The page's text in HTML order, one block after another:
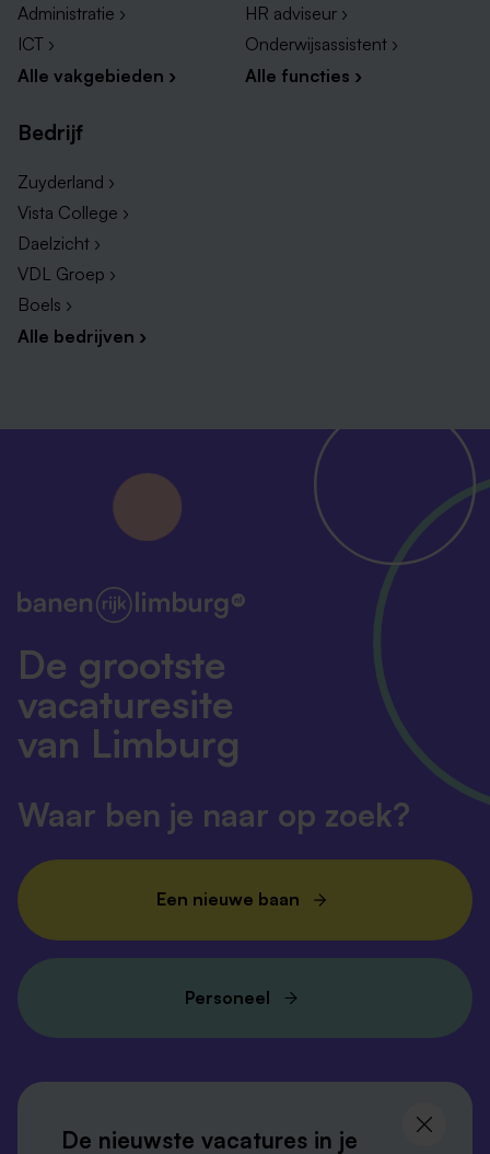
Administratie ›
ICT ›
Alle vakgebieden ›
HR adviseur ›
Onderwijsassistent ›
Alle functies ›
Bedrijf
Zuyderland ›
Vista College ›
Daelzicht ›
VDL Groep ›
Boels ›
Alle bedrijven ›
De grootste
vacaturesite
van Limburg
Waar ben je naar op zoek?
Een nieuwe baan
Personeel
blijf op de hoogte
De nieuwste vacatures in je